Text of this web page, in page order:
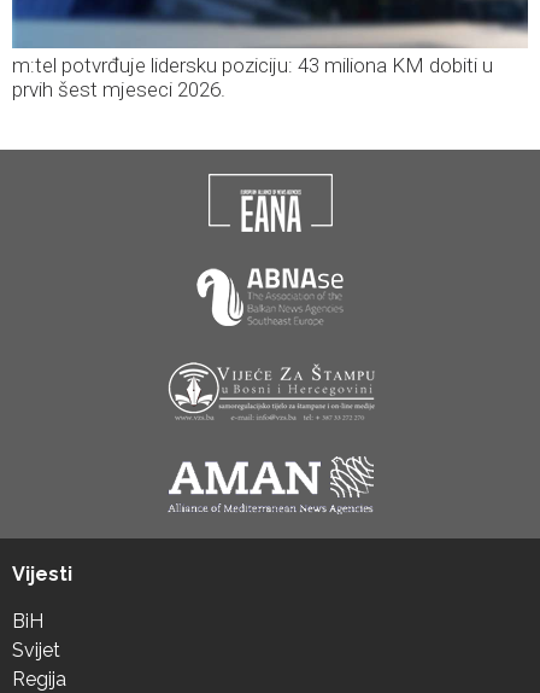
m:tel potvrđuje lidersku poziciju: 43 miliona KM dobiti u
prvih šest mjeseci 2026.
Vijesti
BiH
Svijet
Regija